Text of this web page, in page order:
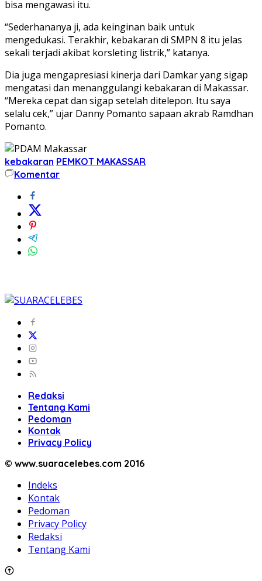
bisa mengawasi itu.
“Sederhananya ji, ada keinginan baik untuk
mengedukasi. Terakhir, kebakaran di SMPN 8 itu jelas
sekali terjadi akibat korsleting listrik,” katanya.
Dia juga mengapresiasi kinerja dari Damkar yang sigap
mengatasi dan menanggulangi kebakaran di Makassar.
“Mereka cepat dan sigap setelah ditelepon. Itu saya
selalu cek,” ujar Danny Pomanto sapaan akrab Ramdhan
Pomanto.
kebakaran PEMKOT MAKASSAR
Komentar
Redaksi
Tentang Kami
Pedoman
Kontak
Privacy Policy
© www.suaracelebes.com 2016
Indeks
Kontak
Pedoman
Privacy Policy
Redaksi
Tentang Kami